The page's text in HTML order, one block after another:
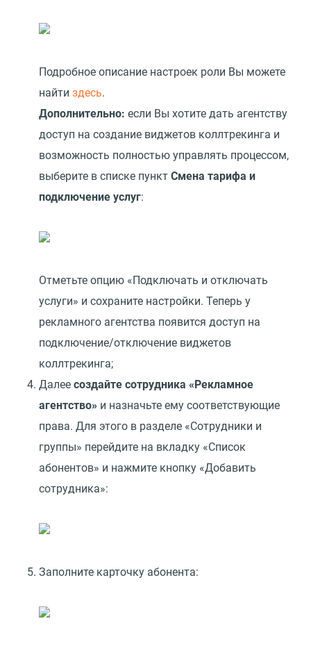
Подробное описание настроек роли Вы можете
найти здесь.
Дополнительно: если Вы хотите дать агентству
доступ на создание виджетов коллтрекинга и
возможность полностью управлять процессом,
выберите в списке пункт Смена тарифа и
подключение услуг:
Отметьте опцию «Подключать и отключать
услуги» и сохраните настройки. Теперь у
рекламного агентства появится доступ на
подключение/отключение виджетов
коллтрекинга;
Далее создайте сотрудника «Рекламное
агентство» и назначьте ему соответствующие
права. Для этого в разделе «Сотрудники и
группы» перейдите на вкладку «Список
абонентов» и нажмите кнопку «Добавить
сотрудника»:
Заполните карточку абонента: